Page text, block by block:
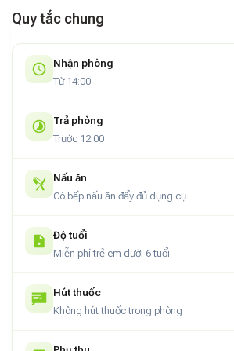
Quy tắc chung
Nhận phòng
Từ 14:00
Trả phòng
Trước 12:00
Nấu ăn
Có bếp nấu ăn đẩy đủ dụng cụ
Độ tuổi
Miễn phí trẻ em dưới 6 tuổi
Hút thuốc
Không hút thuốc trong phòng